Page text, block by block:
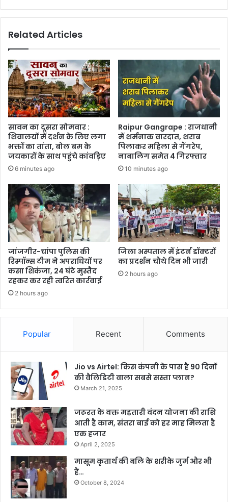
धोये,
में
ने
लिया
हिस्सा
Related Articles
सावन का दूसरा सोमवार :
शिवालयों में दर्शन के लिए लगा
भक्तों का तांता, बोल बम के
जयकारों के साथ पहुंचे कांवड़िए
6 minutes ago
Raipur Gangrape : राजधानी
में शर्मनाक वारदात, शराब
पिलाकर महिला से गैंगरेप,
नाबालिग समेत 4 गिरफ्तार
10 minutes ago
जांजगीर-चांपा पुलिस की
रिस्पॉन्स टीम ने अपराधियों पर
कसा शिकंजा, 24 घंटे मुस्तैद
रहकर कर रही त्वरित कार्रवाई
2 hours ago
जिला अस्पताल में इंटर्न डॉक्टरों
का प्रदर्शन चौथे दिन भी जारी
2 hours ago
Popular Recent Comments
Jio vs Airtel: किस कंपनी के पास है 90 दिनों
की वैलिडिटी वाला सबसे सस्ता प्लान?
March 21, 2025
जरूरत के वक्त महतारी वंदन योजना की राशि
आती है काम, संतरा बाई को हर माह मिलता है
एक हजार
April 2, 2025
मासूम कृतार्थ की बलि के शरीके जुर्म और भी
हैं…
October 8, 2024